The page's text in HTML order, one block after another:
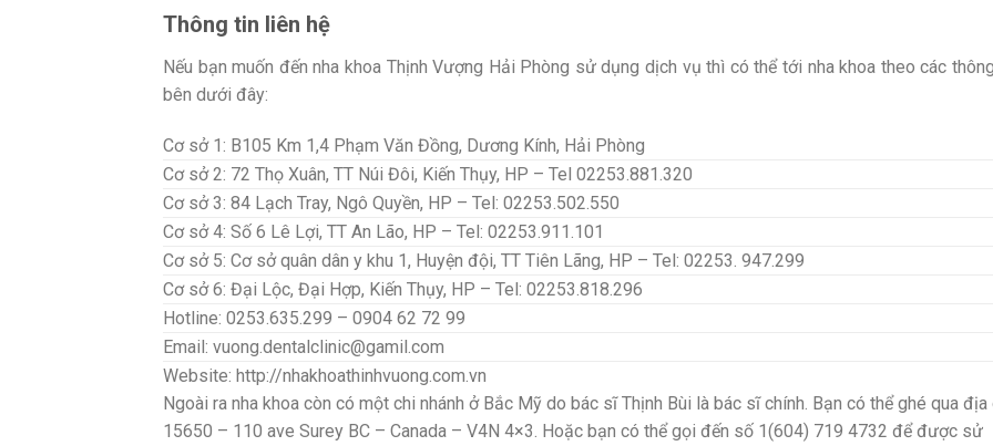
Thông tin liên hệ
Nếu bạn muốn đến nha khoa Thịnh Vượng Hải Phòng sử dụng dịch vụ thì có thể tới nha khoa theo các
bên dưới đây:
Cơ sở 1: B105 Km 1,4 Phạm Văn Đồng, Dương Kính, Hải Phòng
Cơ sở 2: 72 Thọ Xuân, TT Núi Đôi, Kiến Thụy, HP – Tel 02253.881.320
Cơ sở 3: 84 Lạch Tray, Ngô Quyền, HP – Tel: 02253.502.550
Cơ sở 4: Số 6 Lê Lợi, TT An Lão, HP – Tel: 02253.911.101
Cơ sở 5: Cơ sở quân dân y khu 1, Huyện đội, TT Tiên Lãng, HP – Tel: 02253. 947.299
Cơ sở 6: Đại Lộc, Đại Hợp, Kiến Thụy, HP – Tel: 02253.818.296
Hotline: 0253.635.299 – 0904 62 72 99
Email: vuong.dentalclinic@gamil.com
Website: http://nhakhoathinhvuong.com.vn
Ngoài ra nha khoa còn có một chi nhánh ở Bắc Mỹ do bác sĩ Thịnh Bùi là bác sĩ chính. Bạn có thể ghé qua địa
15650 – 110 ave Surey BC – Canada – V4N 4×3. Hoặc bạn có thể gọi đến số 1(604) 719 4732 để được sử